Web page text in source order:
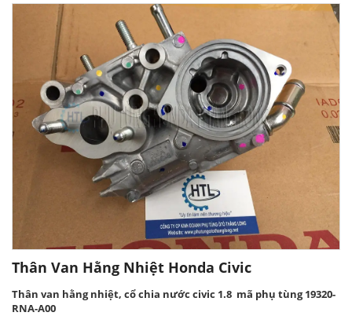
Thân Van Hằng Nhiệt Honda Civic
Thân van hằng nhiệt, cổ chia nước civic 1.8 mã phụ tùng 19320-
RNA-A00